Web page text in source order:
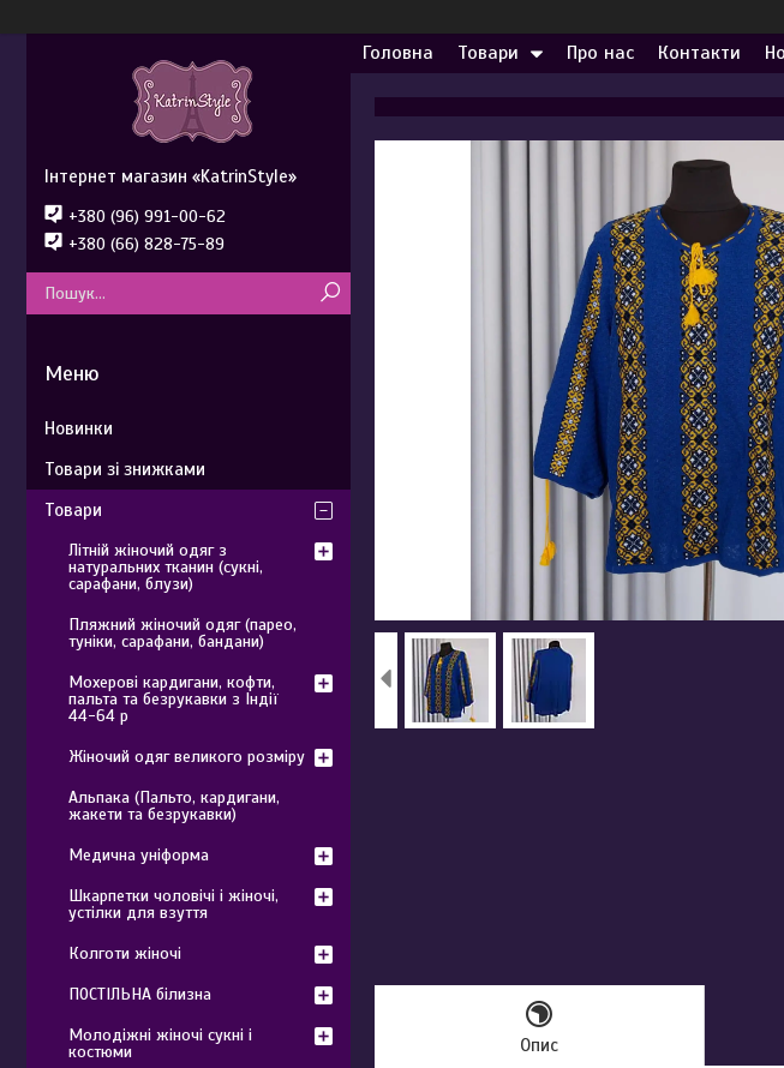
Головна Товари Про нас Контакти
Опис
Інтернет магазин «KatrinStyle»
+380 (96) 991-00-62
+380 (66) 828-75-89
Новинки
Товари зі знижками
Товари
Літній жіночий одяг з
натуральних тканин (сукні,
сарафани, блузи)
Пляжний жіночий одяг (парео,
туніки, сарафани, бандани)
Мохерові кардигани, кофти,
пальта та безрукавки з Індії
44-64 р
Жіночий одяг великого розміру
Альпака (Пальто, кардигани,
жакети та безрукавки)
Медична уніформа
Шкарпетки чоловічі і жіночі,
устілки для взуття
Колготи жіночі
ПОСТІЛЬНА білизна
Молодіжні жіночі сукні і
костюми